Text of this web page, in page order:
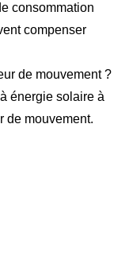
consommation
compenser
de mouvement ?
énergie solaire à
de mouvement.